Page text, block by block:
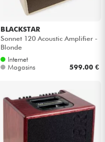
BLACKSTAR
Sonnet 120 Acoustic Amplifier -
Blonde
Internet
Magasins
599.00 €